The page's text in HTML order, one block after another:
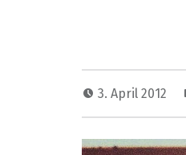
3. April 2012